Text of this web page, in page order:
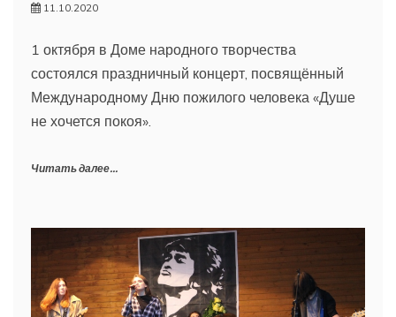
11.10.2020
1 октября в Доме народного творчества
состоялся праздничный концерт, посвящённый
Международному Дню пожилого человека «Душе
не хочется покоя».
Читать далее...